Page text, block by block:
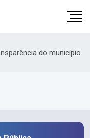
do município